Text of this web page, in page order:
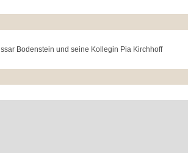
Bodenstein und seine Kollegin Pia Kirchhoff